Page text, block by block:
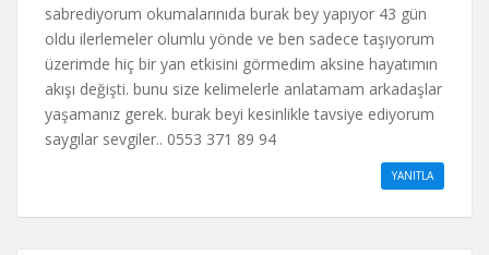
sabrediyorum okumalarınıda burak bey yapıyor 43 gün
oldu ilerlemeler olumlu yönde ve ben sadece taşıyorum
üzerimde hiç bir yan etkisini görmedim aksine hayatımın
akışı değişti. bunu size kelimelerle anlatamam arkadaşlar
yaşamanız gerek. burak beyi kesinlikle tavsiye ediyorum
saygılar sevgiler.. 0553 371 89 94
YANITLA